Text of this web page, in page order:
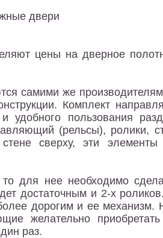
цены на дверное
самими же
Комплект
удобного пользования
(рельсы), ролики,
сверху, эти элементы
для нее необходимо
достаточным и 2-х
дорогим и ее
желательно
раз.